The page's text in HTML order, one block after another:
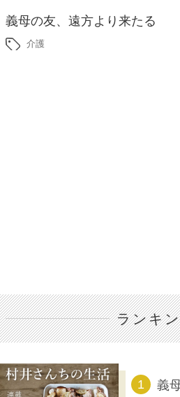
義母の友、遠方より来たる
介護
ランキ
義